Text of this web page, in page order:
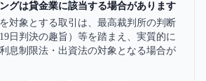
グは貸金業に該当する場合があります
対象とする取引は、最高裁判所の判断
19日判決の趣旨）等を踏まえ、実質的に
息制限法・出資法の対象となる場合が